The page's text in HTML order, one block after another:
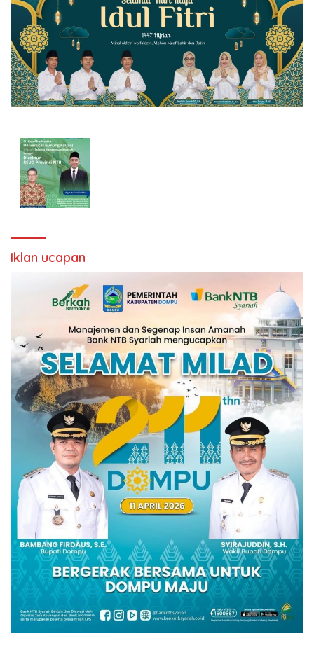
Iklan ucapan